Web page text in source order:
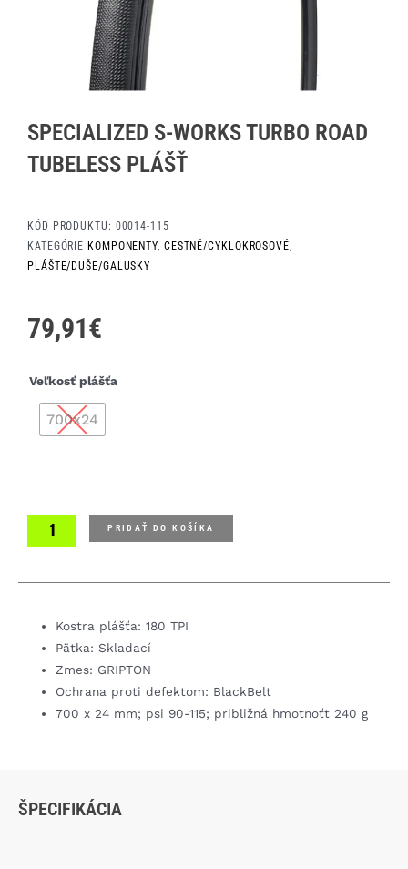
SPECIALIZED S-WORKS TURBO ROAD
TUBELESS PLÁŠŤ
KÓD PRODUKTU: 00014-115
KATEGÓRIE KOMPONENTY, CESTNÉ/CYKLOKROSOVÉ,
PLÁŠTE/DUŠE/GALUSKY
Veľkosť plášťa
700x24
množstvo
Works
plášť
PRIDAŤ DO KOŠÍKA
79,91€
Kostra plášťa: 180 TPI
Pätka: Skladací
Zmes: GRIPTON
Ochrana proti defektom: BlackBelt
700 x 24 mm; psi 90-115; približná hmotnoťt 240 g
ŠPECIFIKÁCIA